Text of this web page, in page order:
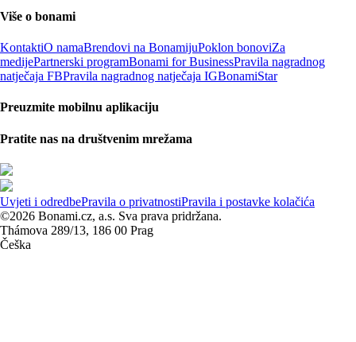
Više o bonami
KontaktiO namaBrendovi na BonamijuPoklon bonoviZa
medijePartnerski programBonami for BusinessPravila nagradnog
natječaja FBPravila nagradnog natječaja IGBonamiStar
Preuzmite mobilnu aplikaciju
Pratite nas na društvenim mrežama
Uvjeti i odredbePravila o privatnostiPravila i postavke kolačića
©2026 Bonami.cz, a.s. Sva prava pridržana.
Thámova 289/13, 186 00 Prag
Češka